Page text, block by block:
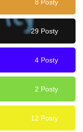
8 Posty
29 Posty
4 Posty
2 Posty
12 Posty